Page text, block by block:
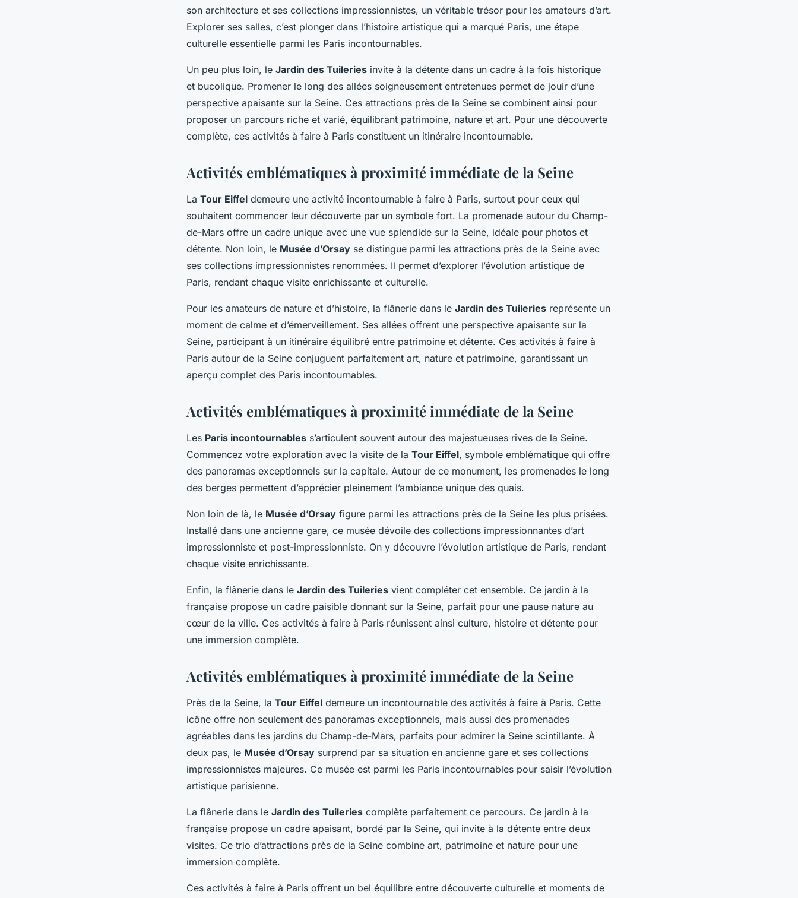
son architecture et ses collections impressionnistes, un véritable trésor pour les amateurs d’art.
Explorer ses salles, c’est plonger dans l’histoire artistique qui a marqué Paris, une étape
culturelle essentielle parmi les Paris incontournables.
Un peu plus loin, le Jardin des Tuileries invite à la détente dans un cadre à la fois historique
et bucolique. Promener le long des allées soigneusement entretenues permet de jouir d’une
perspective apaisante sur la Seine. Ces attractions près de la Seine se combinent ainsi pour
proposer un parcours riche et varié, équilibrant patrimoine, nature et art. Pour une découverte
complète, ces activités à faire à Paris constituent un itinéraire incontournable.
Activités emblématiques à proximité immédiate de la Seine
La Tour Eiffel demeure une activité incontournable à faire à Paris, surtout pour ceux qui
souhaitent commencer leur découverte par un symbole fort. La promenade autour du Champ-
de-Mars offre un cadre unique avec une vue splendide sur la Seine, idéale pour photos et
détente. Non loin, le Musée d’Orsay se distingue parmi les attractions près de la Seine avec
ses collections impressionnistes renommées. Il permet d’explorer l’évolution artistique de
Paris, rendant chaque visite enrichissante et culturelle.
Pour les amateurs de nature et d’histoire, la flânerie dans le Jardin des Tuileries représente un
moment de calme et d’émerveillement. Ses allées offrent une perspective apaisante sur la
Seine, participant à un itinéraire équilibré entre patrimoine et détente. Ces activités à faire à
Paris autour de la Seine conjuguent parfaitement art, nature et patrimoine, garantissant un
aperçu complet des Paris incontournables.
Activités emblématiques à proximité immédiate de la Seine
Les Paris incontournables s’articulent souvent autour des majestueuses rives de la Seine.
Commencez votre exploration avec la visite de la Tour Eiffel, symbole emblématique qui offre
des panoramas exceptionnels sur la capitale. Autour de ce monument, les promenades le long
des berges permettent d’apprécier pleinement l’ambiance unique des quais.
Non loin de là, le Musée d’Orsay figure parmi les attractions près de la Seine les plus prisées.
Installé dans une ancienne gare, ce musée dévoile des collections impressionnantes d’art
impressionniste et post-impressionniste. On y découvre l’évolution artistique de Paris, rendant
chaque visite enrichissante.
Enfin, la flânerie dans le Jardin des Tuileries vient compléter cet ensemble. Ce jardin à la
française propose un cadre paisible donnant sur la Seine, parfait pour une pause nature au
cœur de la ville. Ces activités à faire à Paris réunissent ainsi culture, histoire et détente pour
une immersion complète.
Activités emblématiques à proximité immédiate de la Seine
Près de la Seine, la Tour Eiffel demeure un incontournable des activités à faire à Paris. Cette
icône offre non seulement des panoramas exceptionnels, mais aussi des promenades
agréables dans les jardins du Champ-de-Mars, parfaits pour admirer la Seine scintillante. À
deux pas, le Musée d’Orsay surprend par sa situation en ancienne gare et ses collections
impressionnistes majeures. Ce musée est parmi les Paris incontournables pour saisir l’évolution
artistique parisienne.
La flânerie dans le Jardin des Tuileries complète parfaitement ce parcours. Ce jardin à la
française propose un cadre apaisant, bordé par la Seine, qui invite à la détente entre deux
visites. Ce trio d’attractions près de la Seine combine art, patrimoine et nature pour une
immersion complète.
Ces activités à faire à Paris offrent un bel équilibre entre découverte culturelle et moments de